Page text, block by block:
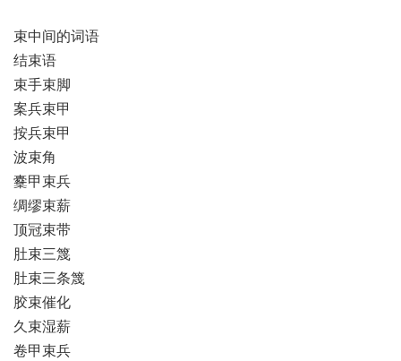
束中间的词语
结束语
束手束脚
案兵束甲
按兵束甲
波束角
櫜甲束兵
绸缪束薪
顶冠束带
肚束三篾
肚束三条篾
胶束催化
久束湿薪
卷甲束兵